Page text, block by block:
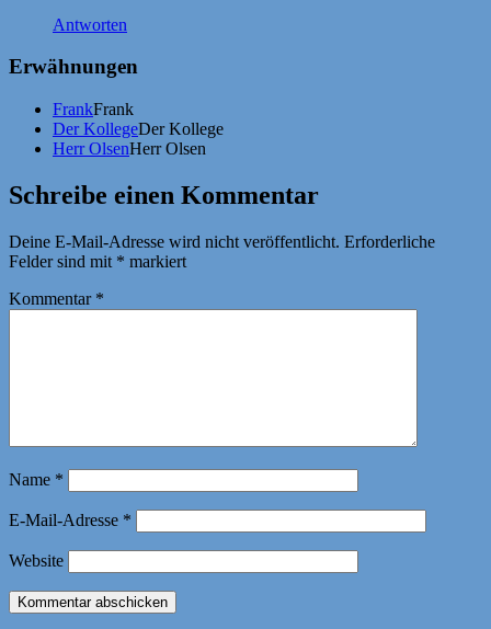
Antworten
Erwähnungen
FrankFrank
Der KollegeDer Kollege
Herr OlsenHerr Olsen
Schreibe einen Kommentar
Deine E-Mail-Adresse wird nicht veröffentlicht. Erforderliche
Felder sind mit * markiert
Kommentar *
Name *
E-Mail-Adresse *
Website